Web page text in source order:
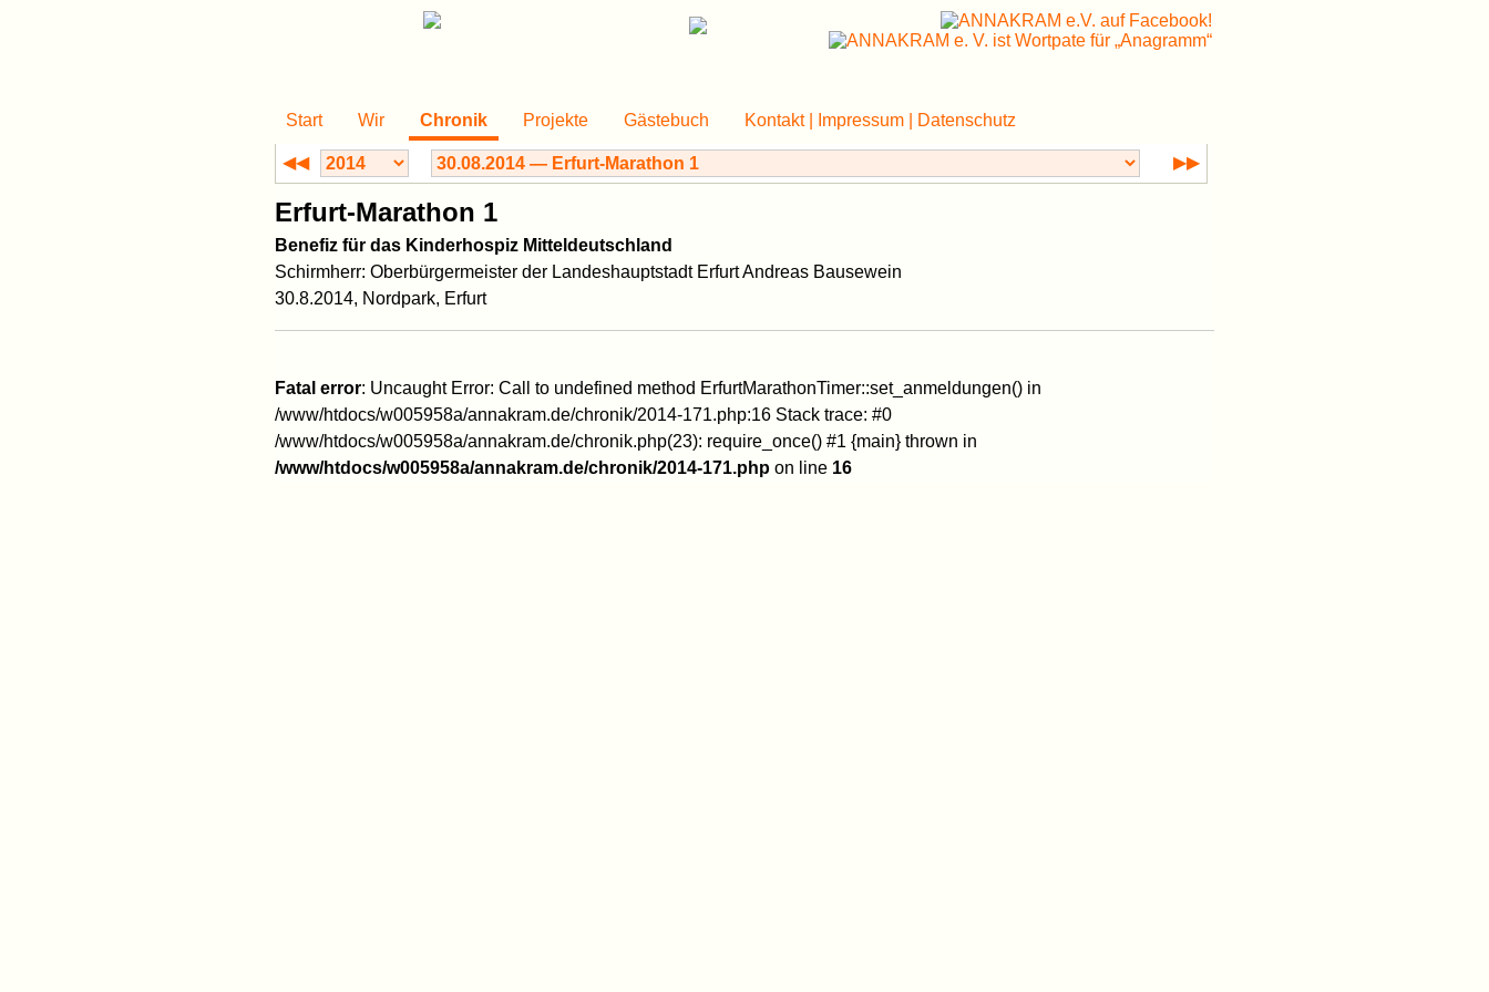
Start Wir Chronik Projekte Gästebuch Kontakt | Impressum | Datenschutz
◀◀ ▶▶
Erfurt-Marathon 1
Benefiz für das Kinderhospiz Mitteldeutschland
Schirmherr: Oberbürgermeister der Landeshauptstadt Erfurt Andreas Bausewein
30.8.2014, Nordpark, Erfurt
Fatal error: Uncaught Error: Call to undefined method ErfurtMarathonTimer::set_anmeldungen() in
/www/htdocs/w005958a/annakram.de/chronik/2014-171.php:16 Stack trace: #0
/www/htdocs/w005958a/annakram.de/chronik.php(23): require_once() #1 {main} thrown in
/www/htdocs/w005958a/annakram.de/chronik/2014-171.php on line 16